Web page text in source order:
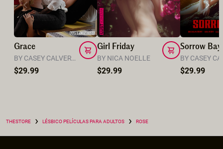
Grace
BY CASEY CALVERT DIRECTOR
$29.99
Girl Friday
BY NICA NOELLE
$29.99
Sorrow Bay
BY CASEY
$29.99
THESTORE › LÉSBICO PELÍCULAS PARA ADULTOS › ROSE